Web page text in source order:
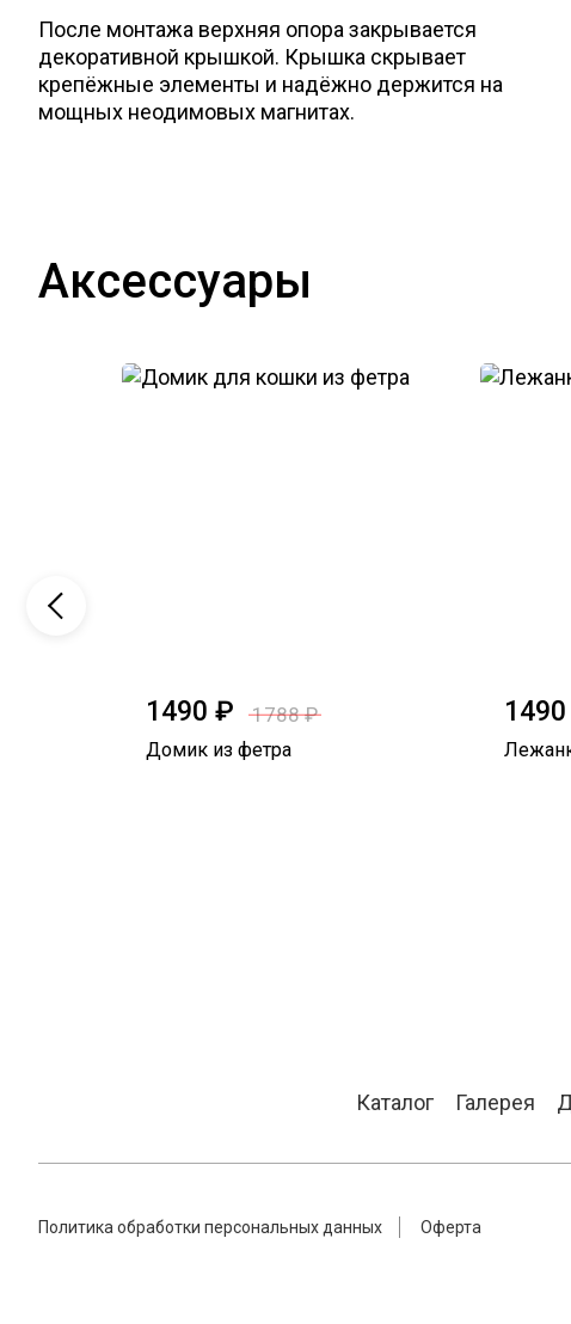
После монтажа верхняя опора закрывается
декоративной крышкой. Крышка скрывает
крепёжные элементы и надёжно держится на
мощных неодимовых магнитах.
Аксессуары
1490 ₽ 1788 ₽
Домик из фетра
Каталог Галерея
Политика обработки персональных данных Оферта